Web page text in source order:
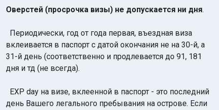
Оверстей (просрочка визы) не допускается ни дня.
Периодически, год от года первая, въездная виза
вклеивается в паспорт с датой окончания не на 30-й, а
31-й день (соответственно и продлевается до 91, 181
дня и тд (не всегда).
EXP day на визе, вклеенной в паспорт - это последний
день Вашего легального пребывания на острове. Если